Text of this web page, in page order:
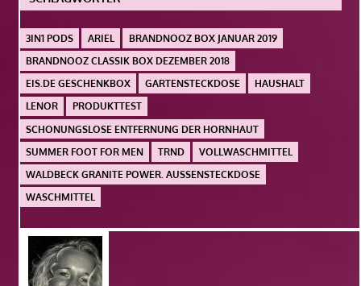
3IN1 PODS ARIEL
BRANDNOOZ BOX JANUAR 2019
BRANDNOOZ CLASSIK BOX DEZEMBER 2018
EIS.DE GESCHENKBOX
GARTENSTECKDOSE
HAUSHALT
LENOR
PRODUKTTEST
SCHONUNGSLOSE ENTFERNUNG DER HORNHAUT
SUMMER FOOT FOR MEN
TRND
VOLLWASCHMITTEL
WALDBECK GRANITE POWER. AUSSENSTECKDOSE
WASCHMITTEL